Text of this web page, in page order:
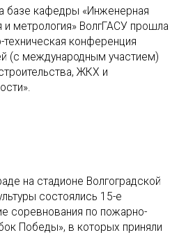
базе кафедры «Инженерная
и метрология» ВолгГАСУ прошла
техническая конференция
(с международным участием)
ЖКХ и
на стадионе Волгоградской
состоялись 15-е
соревнования по пожарно-
Победы», в которых приняли